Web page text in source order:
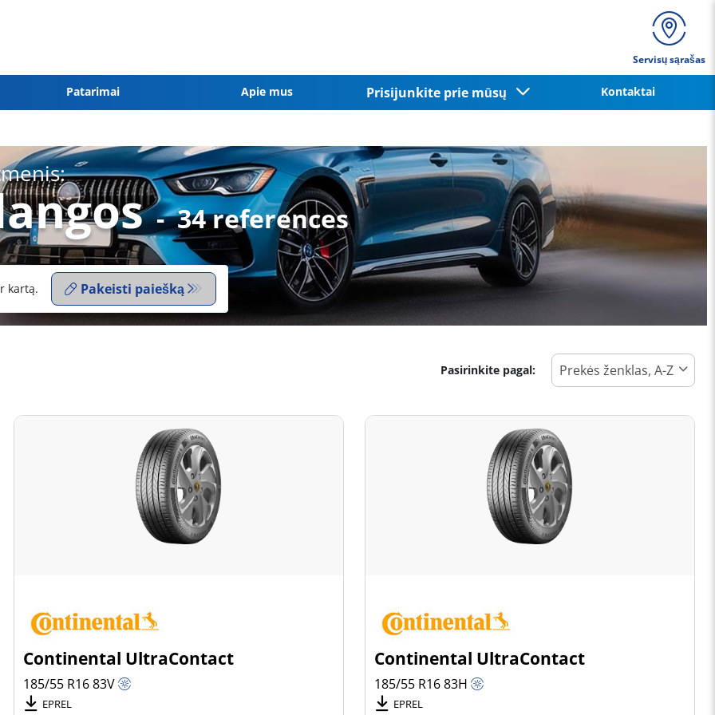
Servisų sąrašas
Patarimai Apie mus Prisijunkite prie mūsų Kontaktai
- 34 references
kartą. Pakeisti paiešką
Pasirinkite pagal:
Continental UltraContact
185/55 R1683V
EPREL
Continental UltraContact
185/55 R1683H
EPREL